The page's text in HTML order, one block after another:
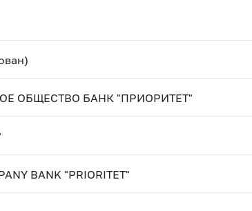
ОБЩЕСТВО БАНК "ПРИОРИТЕТ"
BANK "PRIORITET"